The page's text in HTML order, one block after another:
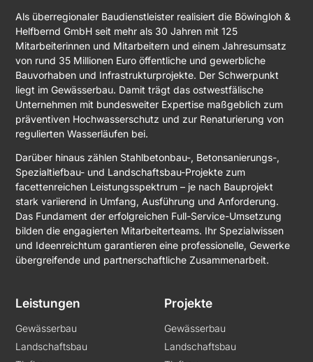
Als überregionaler Baudienstleister realisiert die Böwingloh &
Helfbernd GmbH seit mehr als 30 Jahren mit 125
Mitarbeiterinnen und Mitarbeitern und einem Jahresumsatz
von rund 35 Millionen Euro öffentliche und gewerbliche
Bauvorhaben und Infrastrukturprojekte. Der Schwerpunkt
liegt im Gewässerbau. Damit trägt das ostwestfälische
Unternehmen mit bundesweiter Expertise maßgeblich zum
präventiven Hochwasserschutz und zur Renaturierung von
regulierten Wasserläufen bei.
Darüber hinaus zählen Stahlbetonbau-, Betonsanierungs-,
Spezialtiefbau- und Landschaftsbau-Projekte zum
facettenreichen Leistungsspektrum – je nach Bauprojekt
stark variierend in Umfang, Ausführung und Anforderung.
Das Fundament der erfolgreichen Full-Service-Umsetzung
bilden die engagierten Mitarbeiterteams. Ihr Spezialwissen
und Ideenreichtum garantieren eine professionelle, Gewerke
übergreifende und partnerschaftliche Zusammenarbeit.
Leistungen
Gewässerbau
Landschaftsbau
Projekte
Gewässerbau
Landschaftsbau